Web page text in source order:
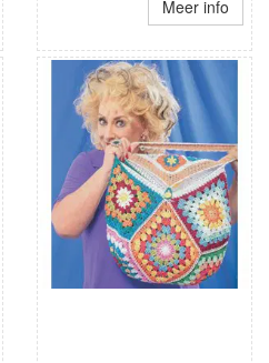
Meer info